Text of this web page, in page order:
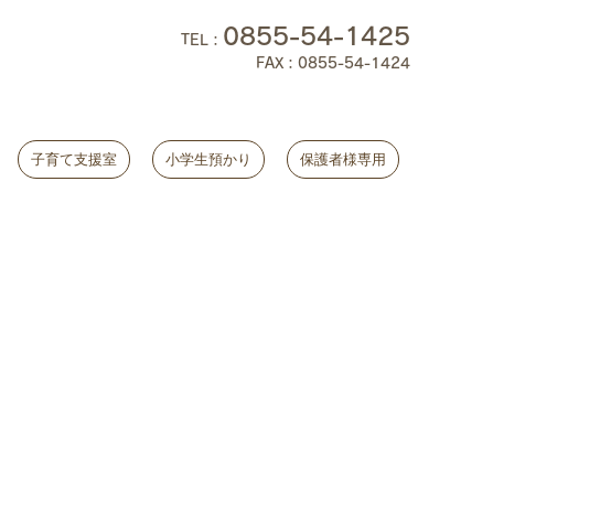
TEL ： 0855-54-1425
FAX：0855-54-1424
子育て支援室 小学生預かり 保護者様専用